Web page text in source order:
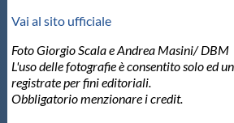
Vai al sito ufficiale
Foto Giorgio Scala e Andrea Masini/ DBM
L'uso delle fotografie è consentito solo ed
registrate per fini editoriali.
Obbligatorio menzionare i credit.